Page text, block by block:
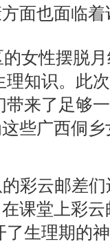
面也面临
女性摆脱
知识。此
来了足够
些广西侗
的彩云邮差
课堂上彩
生理期的